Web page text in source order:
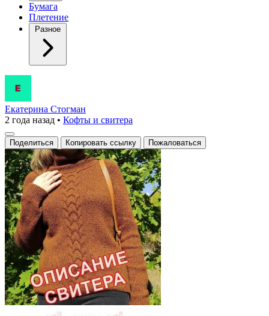
Бумага
Плетение
Разное
Свободный
свитер
«Осенний
уют»
Екатерина Стогман
2 года назад • Кофты и свитера
Поделиться Копировать ссылку Пожаловаться